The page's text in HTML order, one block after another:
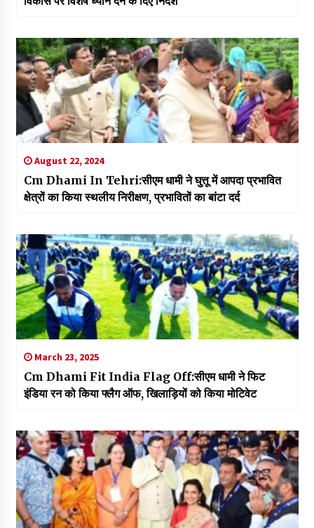
August 22, 2024
Cm Dhami In Tehri:सीएम धामी ने घुत्तू में आपदा प्रभावित
क्षेत्रों का किया स्थलीय निरीक्षण, प्रभावितों का बांटा दर्द
March 23, 2025
Cm Dhami Fit India Flag Off:सीएम धामी ने फिट
इंडिया रन को किया फ्लैग ऑफ, खिलाड़ियों को किया मोटिवेट